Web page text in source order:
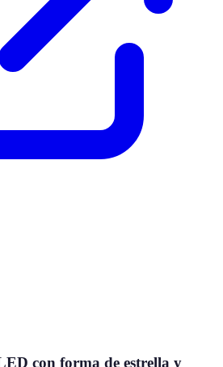
con forma de estrella y